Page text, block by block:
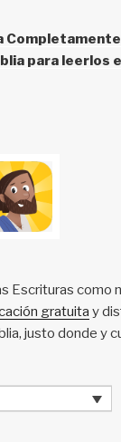
para leerlos
Escrituras como
gratuita y
justo donde y